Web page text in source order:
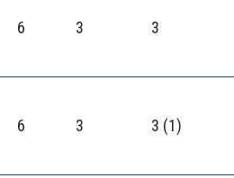
6 3 3
6 3 3 (1)